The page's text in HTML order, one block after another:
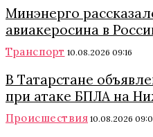
Минэнерго
авиакеросина в
Транспорт 10.08.2026 09:16
В Татарстане
при атаке БПЛА на
Происшествия 10.08.2026